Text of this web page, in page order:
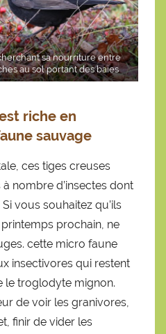
sa nourriture entre
au sol portant des baies
riche en
sauvage
ces tiges creuses
nombre d’insectes dont
vous souhaitez qu’ils
prochain, ne
cette micro faune
insectivores qui restent
le troglodyte mignon.
de voir les granivores,
finir de vider les